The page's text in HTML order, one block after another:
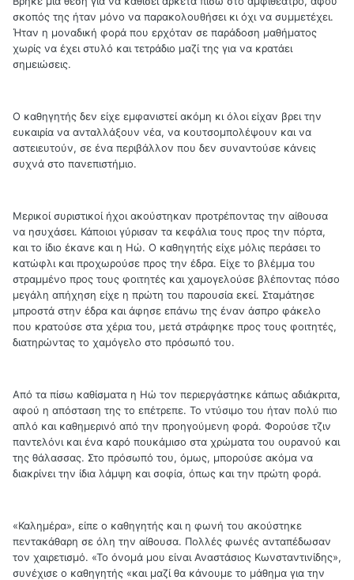
σκοπός της ήταν μόνο να παρακολουθήσει κι όχι να συμμετέχει.
Ήταν η μοναδική φορά που ερχόταν σε παράδοση μαθήματος
χωρίς να έχει στυλό και τετράδιο μαζί της για να κρατάει
σημειώσεις.
Ο καθηγητής δεν είχε εμφανιστεί ακόμη κι όλοι είχαν βρει την
ευκαιρία να ανταλλάξουν νέα, να κουτσομπολέψουν και να
αστειευτούν, σε ένα περιβάλλον που δεν συναντούσε κάνεις
συχνά στο πανεπιστήμιο.
Μερικοί συριστικοί ήχοι ακούστηκαν προτρέποντας την αίθουσα
να ησυχάσει. Κάποιοι γύρισαν τα κεφάλια τους προς την πόρτα,
και το ίδιο έκανε και η Ηώ. Ο καθηγητής είχε μόλις περάσει το
κατώφλι και προχωρούσε προς την έδρα. Είχε το βλέμμα του
στραμμένο προς τους φοιτητές και χαμογελούσε βλέποντας πόσο
μεγάλη απήχηση είχε η πρώτη του παρουσία εκεί. Σταμάτησε
μπροστά στην έδρα και άφησε επάνω της έναν άσπρο φάκελο
που κρατούσε στα χέρια του, μετά στράφηκε προς τους φοιτητές,
διατηρώντας το χαμόγελο στο πρόσωπό του.
Από τα πίσω καθίσματα η Ηώ τον περιεργάστηκε κάπως αδιάκριτα,
αφού η απόσταση της το επέτρεπε. Το ντύσιμο του ήταν πολύ πιο
απλό και καθημερινό από την προηγούμενη φορά. Φορούσε τζιν
παντελόνι και ένα καρό πουκάμισο στα χρώματα του ουρανού και
της θάλασσας. Στο πρόσωπό του, όμως, μπορούσε ακόμα να
διακρίνει την ίδια λάμψη και σοφία, όπως και την πρώτη φορά.
«Καλημέρα», είπε ο καθηγητής και η φωνή του ακούστηκε
πεντακάθαρη σε όλη την αίθουσα. Πολλές φωνές ανταπέδωσαν
τον χαιρετισμό. «Το όνομά μου είναι Αναστάσιος Κωνσταντινίδης»,
συνέχισε ο καθηγητής «και μαζί θα κάνουμε το μάθημα για την